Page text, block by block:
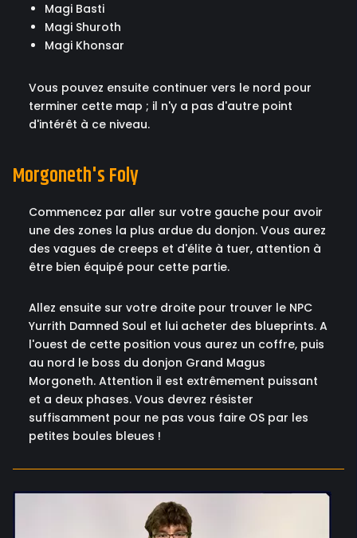
Magi Basti
Magi Shuroth
Magi Khonsar
Vous pouvez ensuite continuer vers le nord pour
terminer cette map ; il n'y a pas d'autre point
d'intérêt à ce niveau.
Morgoneth's Foly
Commencez par aller sur votre gauche pour avoir
une des zones la plus ardue du donjon. Vous aurez
des vagues de creeps et d'élite à tuer, attention à
être bien équipé pour cette partie.
Allez ensuite sur votre droite pour trouver le NPC
Yurrith Damned Soul et lui acheter des blueprints. A
l'ouest de cette position vous aurez un coffre, puis
au nord le boss du donjon Grand Magus
Morgoneth. Attention il est extrêmement puissant
et a deux phases. Vous devrez résister
suffisamment pour ne pas vous faire OS par les
petites boules bleues !